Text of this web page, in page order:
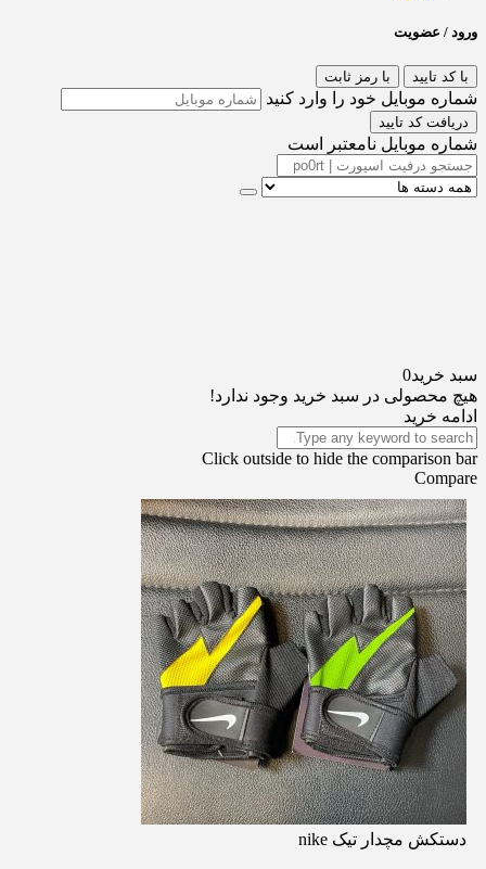
ورود / عضویت
با کد تایید با رمز ثابت
شماره موبایل خود را وارد کنید
دریافت کد تایید
شماره موبایل نامعتبر است
سبد خرید0
هیچ محصولی در سبد خرید وجود ندارد!
ادامه خرید
Click outside to hide the comparison bar
Compare
دستکش مچدار تیک nike